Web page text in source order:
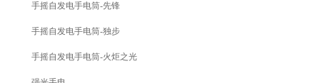
手摇自发电手电筒-先锋
手摇自发电手电筒-独步
手摇自发电手电筒-火炬之光